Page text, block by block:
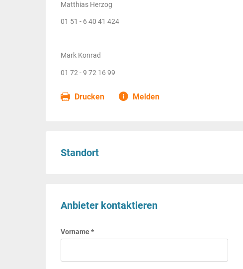
Matthias Herzog
01 51 - 6 40 41 424
Mark Konrad
01 72 - 9 72 16 99
Drucken Melden
Standort
Anbieter kontaktieren
Vorname *